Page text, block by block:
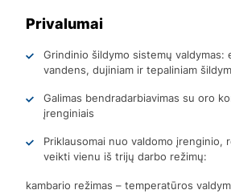
Privalumai
Grindinio šildymo sistemų valdymas:
vandens, dujiniam ir tepaliniam
Galimas bendradarbiavimas su oro
įrenginiais
Priklausomai nuo valdomo įrenginio,
veikti vienu iš trijų darbo režimų:
kambario režimas – temperatūros